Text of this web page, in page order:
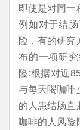
即使是对同一
例如对于结
险，有的研
布的一项研
险:根据对近
与每天喝咖啡
的人患结肠
咖啡的人风险